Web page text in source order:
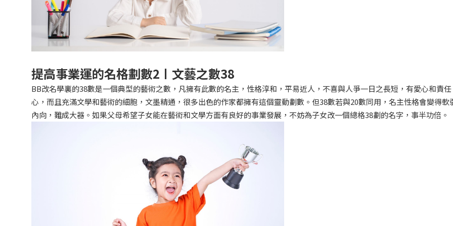
提高事業運的名格劃數2〡文藝之數38
BB改名學裏的38數是一個典型的藝術之數，凡擁有此數的名主，性格淳和，平易近人，不喜與人爭一日之長短，有愛心和責任
心，而且充滿文學和藝術的細胞，文墨精通，很多出色的作家都擁有這個靈動劃數。但38數若與20數同用，名主性格會變得軟
內向，難成大器。如果父母希望子女能在藝術和文學方面有良好的事業發展，不妨為子女改一個總格38劃的名字，事半功倍。